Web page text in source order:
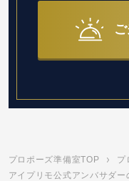
プロポーズ準備室TOP プ
アイプリモ公式アンバサダ